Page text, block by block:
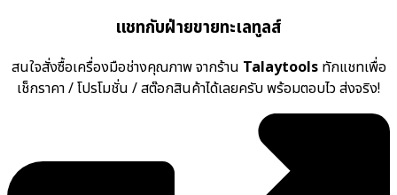
แชทกับฝ่ายขายทะเลทูลส์
สนใจสั่งซื้อเครื่องมือช่างคุณภาพ จากร้าน Talaytoolsทักแชทเพื่อ
เช็กราคา / โปรโมชั่น / สต๊อกสินค้าได้เลยครับ พร้อมตอบไว ส่งจริง!